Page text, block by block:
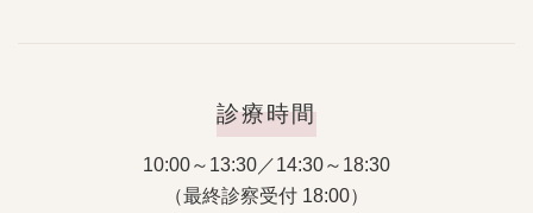
診療時間
10:00～13:30／14:30～18:30
（最終診察受付 18:00）